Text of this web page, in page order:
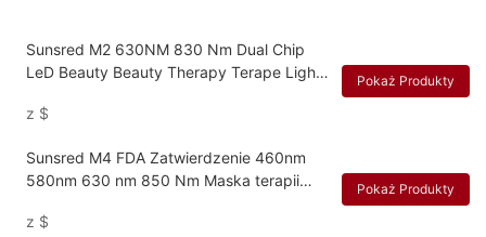
Sunsred M2 630NM 830 Nm Dual Chip
LeD Beauty Beauty Therapy Terape Light
z $
Pokaż Produkty
Sunsred M4 FDA Zatwierdzenie 460nm
580nm 630 nm 850 Nm Maska terapii
z $
Pokaż Produkty